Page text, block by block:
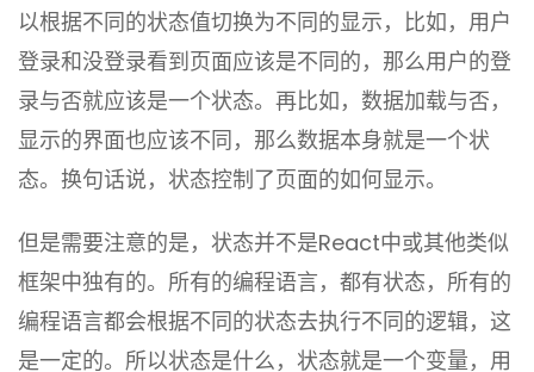
以根据不同的状态值切换为不同的显示，比如，用户
登录和没登录看到页面应该是不同的，那么用户的登
录与否就应该是一个状态。再比如，数据加载与否，
显示的界面也应该不同，那么数据本身就是一个状
态。换句话说，状态控制了页面的如何显示。
但是需要注意的是，状态并不是React中或其他类似
框架中独有的。所有的编程语言，都有状态，所有的
编程语言都会根据不同的状态去执行不同的逻辑，这
是一定的。所以状态是什么，状态就是一个变量，用